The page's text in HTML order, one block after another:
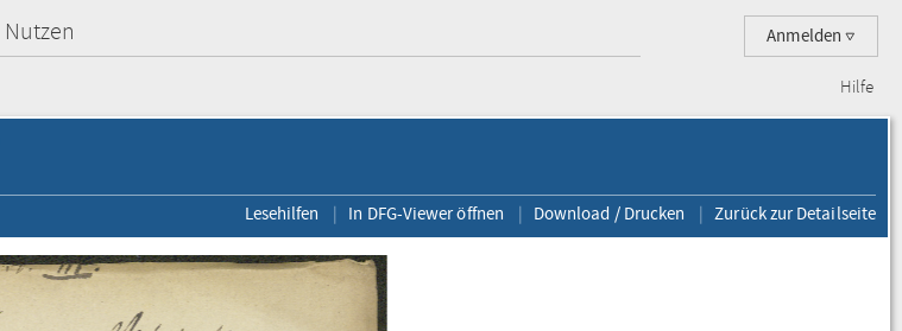
Anmelden
Nutzen
Hilfe
Lesehilfen In DFG-Viewer öffnen Download / Drucken Zurück zur Detailseite